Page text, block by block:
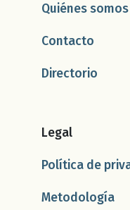
Quiénes somos
Contacto
Directorio
Legal
Política de
Metodología